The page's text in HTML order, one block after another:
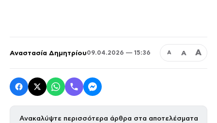
Αναστασία Δημητρίου09.04.2026 — 15:36 Α Α Α
Ανακαλύψτε περισσότερα άρθρα στα αποτελέσματα